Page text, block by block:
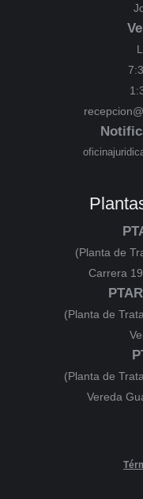
(Planta de
Carrera
(Planta de
(Planta de
Vereda